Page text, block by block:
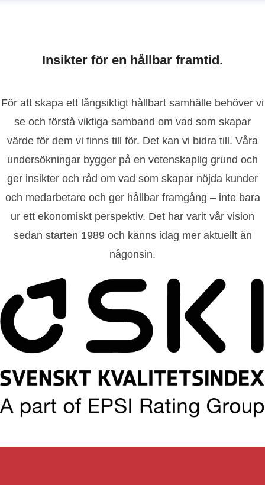
Insikter för en hållbar framtid.
För att skapa ett långsiktigt hållbart samhälle behöver vi
se och förstå viktiga samband om vad som skapar
värde för dem vi finns till för. Det kan vi bidra till. Våra
undersökningar bygger på en vetenskaplig grund och
ger insikter och råd om vad som skapar nöjda kunder
och medarbetare och ger hållbar framgång – inte bara
ur ett ekonomiskt perspektiv. Det har varit vår vision
sedan starten 1989 och känns idag mer aktuellt än
någonsin.